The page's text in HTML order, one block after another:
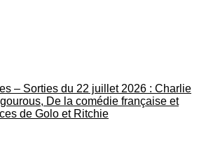
– Sorties du 22 juillet 2026 : Charlie
De la comédie française et
de Golo et Ritchie